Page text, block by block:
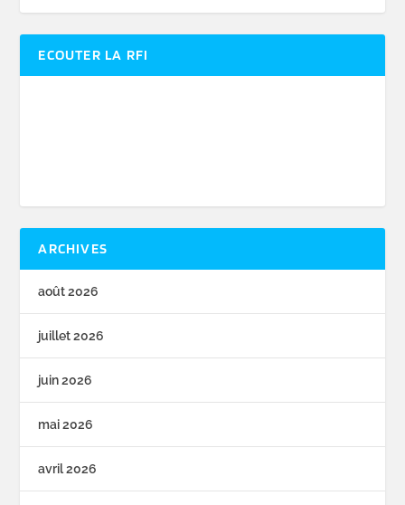
ECOUTER LA RFI
ARCHIVES
août 2026
juillet 2026
juin 2026
mai 2026
avril 2026